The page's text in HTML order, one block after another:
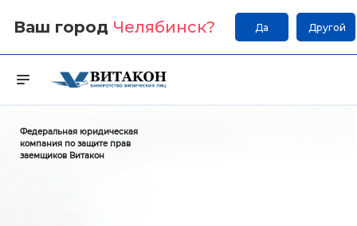
Ваш город Челябинск? Да Другой
Федеральная юридическая
компания по защите прав
заемщиков Витакон